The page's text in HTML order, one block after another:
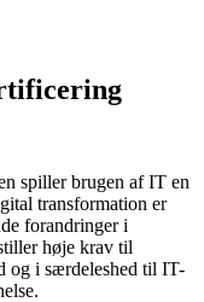
spiller brugen af IT en
transformation er
forandringer i
høje krav til
og i særdeleshed til IT-